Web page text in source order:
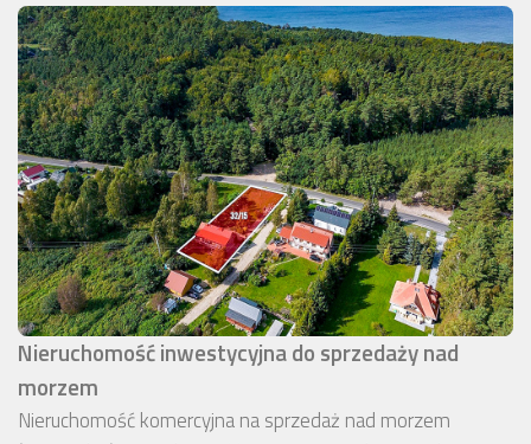
Nieruchomość inwestycyjna do sprzedaży nad
morzem
Nieruchomość komercyjna na sprzedaż nad morzem